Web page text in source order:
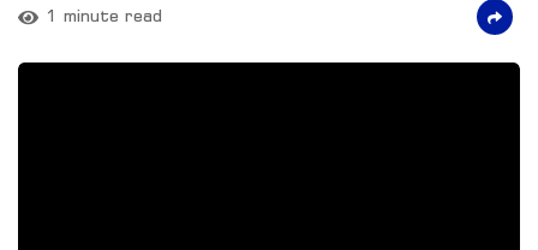
1 minute read